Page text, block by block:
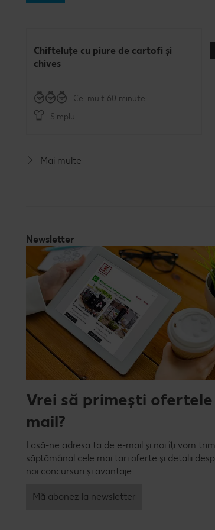
Chifteluțe cu piure de cartofi și
chives
Cel mult 60 minute
Simplu
Mai multe
Newsletter
Vrei să primești ofertele
mail?
Lasă-ne adresa ta de e-mail și noi îți vom
săptămânal cele mai tari oferte și detalii
noi concursuri și avantaje.
Mă abonez la newsletter